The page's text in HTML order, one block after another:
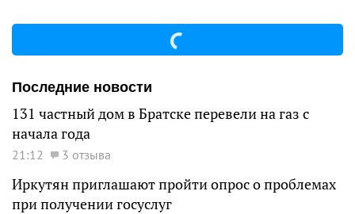
Последние новости
131 частный дом в Братске перевели на газ с
начала года
21:12 3 отзыва
Иркутян приглашают пройти опрос о проблемах
при получении госуслуг